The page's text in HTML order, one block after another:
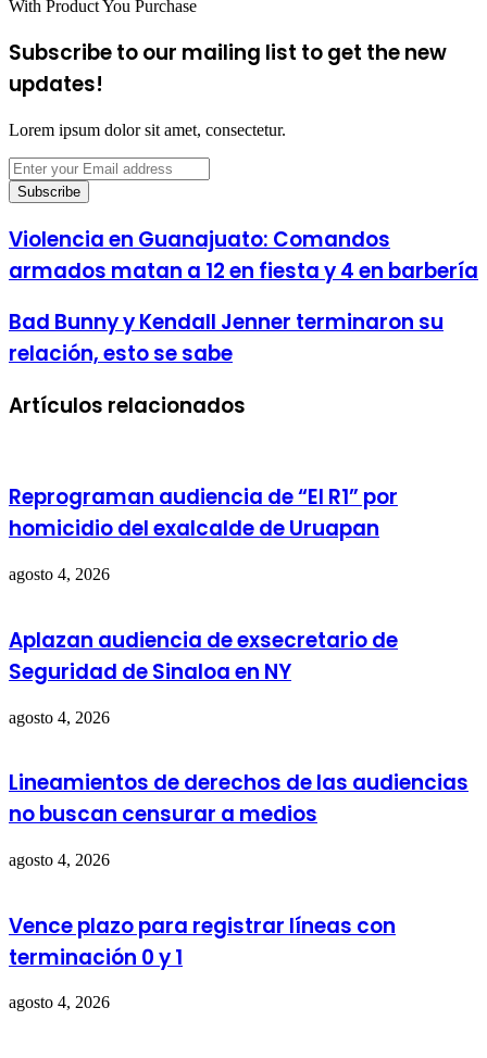
With Product You Purchase
Subscribe to our mailing list to get the new
updates!
Lorem ipsum dolor sit amet, consectetur.
Enter
your
Email
Violencia en Guanajuato: Comandos
armados matan a 12 en fiesta y 4 en barbería
Bad Bunny y Kendall Jenner terminaron su
relación, esto se sabe
Artículos relacionados
Reprograman audiencia de “El R1” por
homicidio del exalcalde de Uruapan
agosto 4, 2026
Aplazan audiencia de exsecretario de
Seguridad de Sinaloa en NY
agosto 4, 2026
Lineamientos de derechos de las audiencias
no buscan censurar a medios
agosto 4, 2026
Vence plazo para registrar líneas con
terminación 0 y 1
agosto 4, 2026